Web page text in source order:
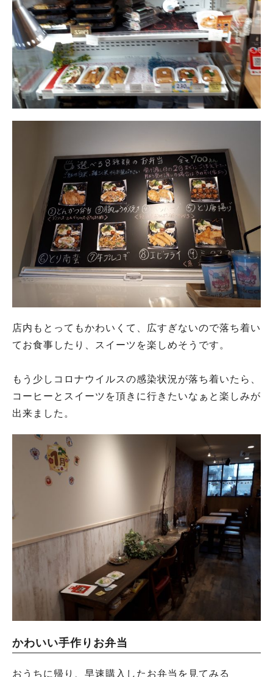
店内もとってもかわいくて、広すぎないので落ち着い
てお食事したり、スイーツを楽しめそうです。
もう少しコロナウイルスの感染状況が落ち着いたら、
コーヒーとスイーツを頂きに行きたいなぁと楽しみが
出来ました。
かわいい手作りお弁当
おうちに帰り、早速購入したお弁当を見てみる